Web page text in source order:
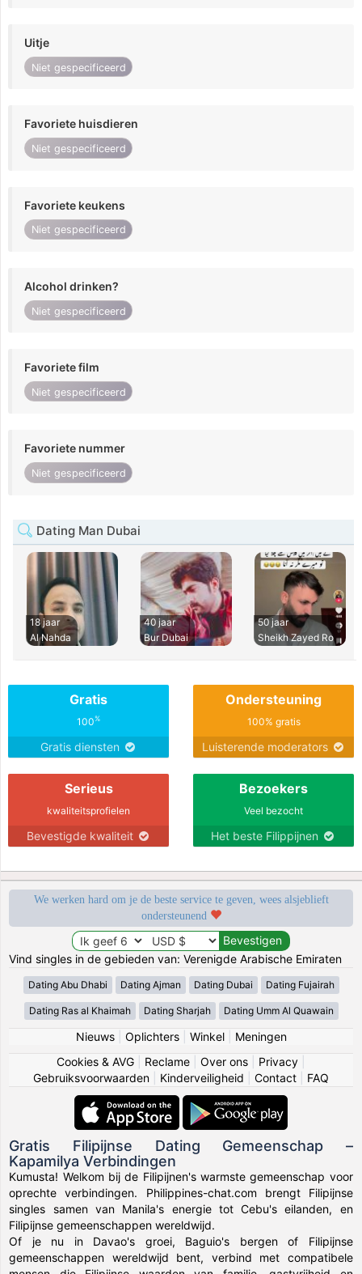
Uitje
Niet gespecificeerd
Favoriete huisdieren
Niet gespecificeerd
Favoriete keukens
Niet gespecificeerd
Alcohol drinken?
Niet gespecificeerd
Favoriete film
Niet gespecificeerd
Favoriete nummer
Niet gespecificeerd
Dating Man Dubai
18 jaar
Al Nahda
40 jaar
Bur Dubai
50 jaar
Sheikh Zayed Ro
Gratis
100%
Gratis diensten
Ondersteuning
100% gratis
Luisterende moderators
Serieus
kwaliteitsprofielen
Bevestigde kwaliteit
Bezoekers
Veel bezocht
Het beste Filippijnen
We werken hard om je de beste service te geven, wees alsjeblieft
ondersteunend
Vind singles in de gebieden van: Verenigde Arabische Emiraten
Dating Abu Dhabi Dating Ajman Dating Dubai Dating Fujairah
Dating Ras al Khaimah Dating Sharjah Dating Umm Al Quawain
Nieuws| Oplichters| Winkel| Meningen
Cookies & AVG
Reclame Over ons Privacy
Gebruiksvoorwaarden
Kinderveiligheid Contact FAQ
Gratis Filipijnse Dating Gemeenschap –
Kapamilya Verbindingen
Kumusta! Welkom bij de Filipijnen's warmste gemeenschap voor
oprechte verbindingen. Philippines-chat.com brengt Filipijnse
singles samen van Manila's energie tot Cebu's eilanden, en
Filipijnse gemeenschappen wereldwijd.
Of je nu in Davao's groei, Baguio's bergen of Filipijnse
gemeenschappen wereldwijd bent, verbind met compatibele